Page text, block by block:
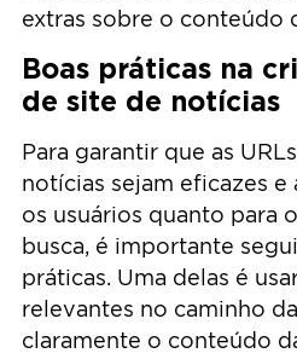
extras sobre o conteúdo
Boas práticas na
de site de notícias
Para garantir que as
notícias sejam eficazes e
os usuários quanto para
busca, é importante
práticas. Uma delas é
relevantes no caminho
claramente o conteúdo